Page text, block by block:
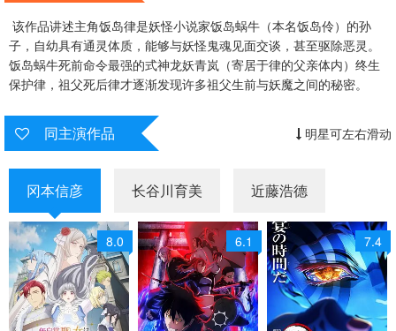
该作品讲述主角饭岛律是妖怪小说家饭岛蜗牛（本名饭岛伶）的孙
子，自幼具有通灵体质，能够与妖怪鬼魂见面交谈，甚至驱除恶灵。
饭岛蜗牛死前命令最强的式神龙妖青岚（寄居于律的父亲体内）终生
保护律，祖父死后律才逐渐发现许多祖父生前与妖魔之间的秘密。
同主演作品 明星可左右滑动
冈本信彦 长谷川育美 近藤浩德
8.0 6.1 7.4